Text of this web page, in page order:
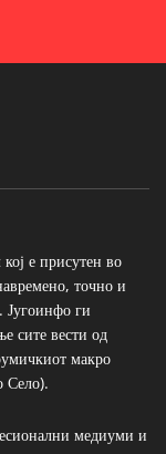
е присутен во
точно и
Југоинфо ги
сите вести од
макро
Село).
медиуми и